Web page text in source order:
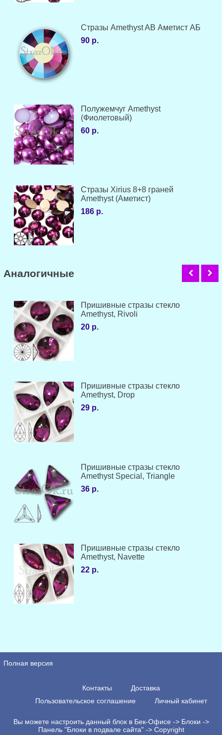
Стразы Amethyst AB Аметист АБ
90 р.
Полужемчуг Amethyst
(Фиолетовый)
60 р.
Стразы Xirius 8+8 граней
Amethyst (Аметист)
186 р.
Аналогичные
Пришивные стразы стекло
Amethyst, Rivoli
20 р.
Пришивные стразы стекло
Amethyst, Drop
29 р.
Пришивные стразы стекло
Amethyst Special, Triangle
36 р.
Пришивные стразы стекло
Amethyst, Navette
22 р.
Полная версия
Контакты
Доставка
Пользовательское соглашение
Личный кабинет
Вы можете настроить данный блок в Бек-Офисе -> Блоки ->
Панель "Блоки в подвале сайта" -> Copyright